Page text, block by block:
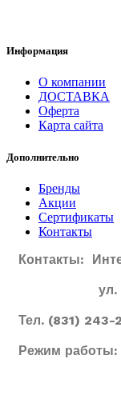
Информация
О компании
ДОСТАВКА
Оферта
Карта сайта
Дополнительно
Бренды
Акции
Сертификаты
Контакты
Контакты:
ул.
Тел. (831)
Режим
Пт с